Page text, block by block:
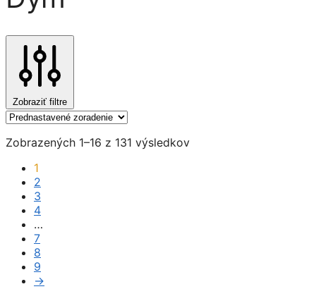
Zobraziť filtre
Zobrazených 1–16 z 131 výsledkov
1
2
3
4
…
7
8
9
→